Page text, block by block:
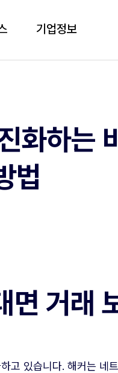
기업정보
화하는
법
거래
있습니다. 해커는 네